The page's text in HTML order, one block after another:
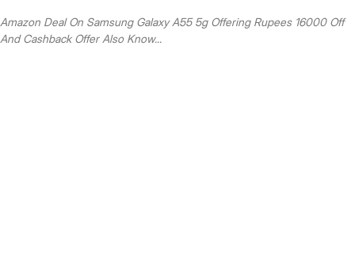
Amazon Deal On Samsung Galaxy A55 5g Offering Rupees 16000 Off
And Cashback Offer Also Know...